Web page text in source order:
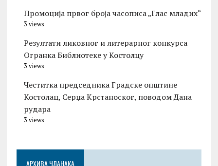
Промоција првог броја часописа „Глас младих“
3 views
Резултати ликовног и литерарног конкурса
Огранка Библиотеке у Костолцу
3 views
Честитка председника Градске општине
Костолац, Серџа Крстаноског, поводом Дана
рудара
3 views
АРХИВА ЧЛАНАКА